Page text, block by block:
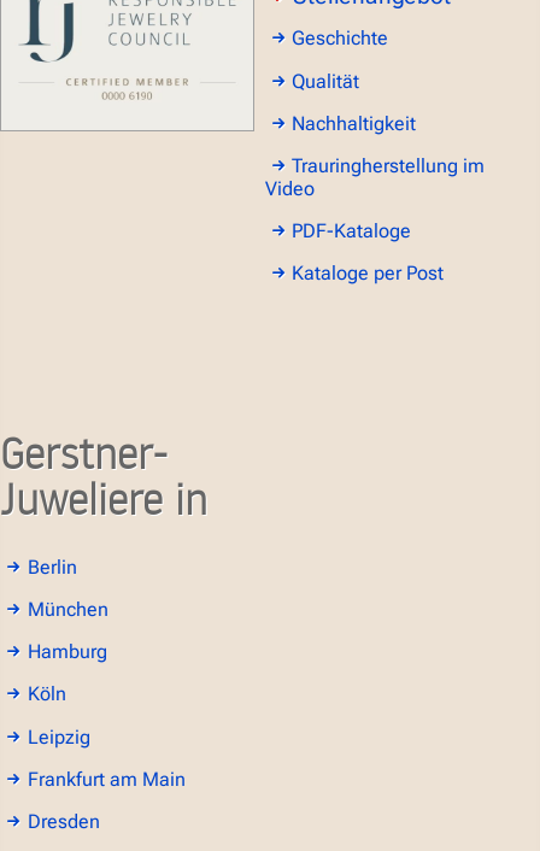
Geschichte
Qualität
Nachhaltigkeit
Trauringherstellung im
Video
PDF-Kataloge
Kataloge per Post
Gerstner-
Juweliere in
Berlin
München
Hamburg
Köln
Leipzig
Frankfurt am Main
Dresden